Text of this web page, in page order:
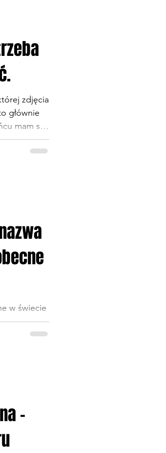
zdjęcia
głównie
mam siłę
czuję się
latem w
w świecie
każdy
trend.
dieta? To n
-